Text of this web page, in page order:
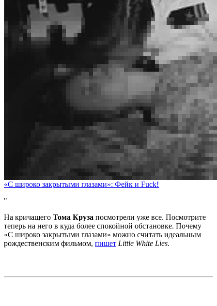
«С широко закрытыми глазами»: Фейк и Fuck!
На кричащего Тома Круза посмотрели уже все. Посмотрите
теперь на него в куда более спокойной обстановке. Почему
«С широко закрытыми глазами» можно считать идеальным
рождественским фильмом, пишет Little White Lies.